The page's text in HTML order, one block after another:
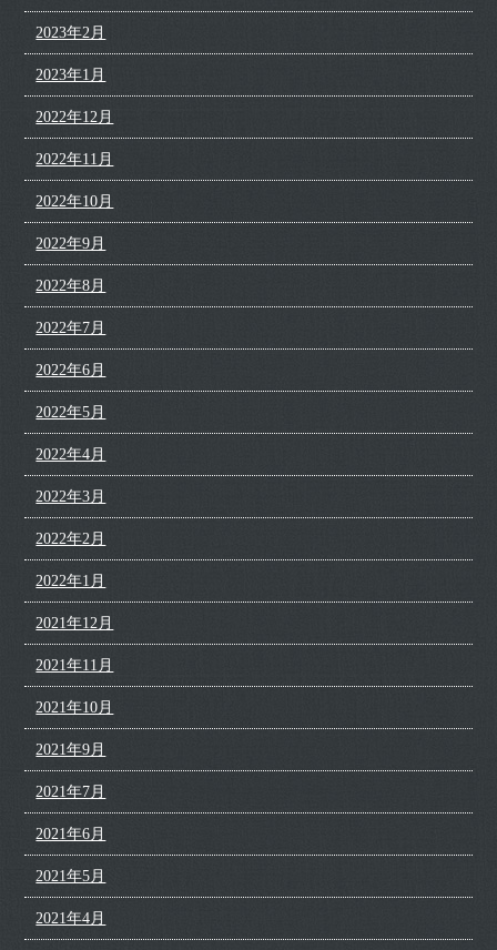
2023年2月
2023年1月
2022年12月
2022年11月
2022年10月
2022年9月
2022年8月
2022年7月
2022年6月
2022年5月
2022年4月
2022年3月
2022年2月
2022年1月
2021年12月
2021年11月
2021年10月
2021年9月
2021年7月
2021年6月
2021年5月
2021年4月